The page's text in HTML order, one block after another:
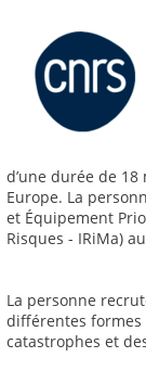
d’une durée de 18
Europe. La
et Équipement
Risques - IRiMa)
La personne
différentes formes
catastrophes et